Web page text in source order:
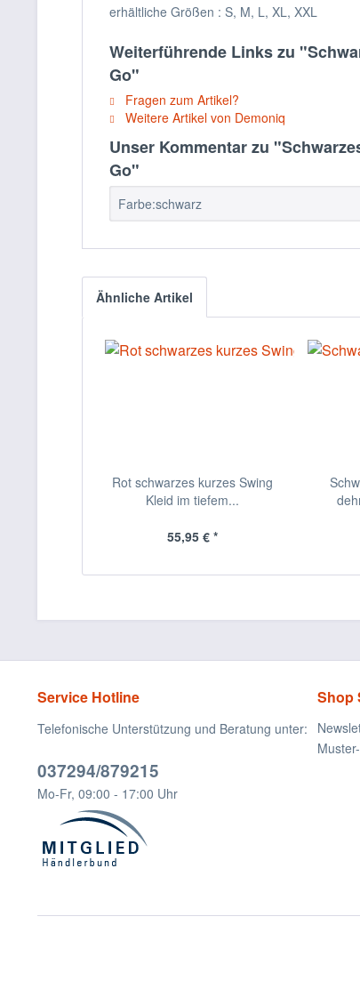
erhältliche Größen : S, M, L, XL, XXL
Weiterführende Links zu
Go"
Fragen zum Artikel?
Weitere Artikel von Demoniq
Unser Kommentar zu
Go"
Farbe:schwarz
Ähnliche Artikel
Rot schwarzes kurzes Swing
Kleid im tiefem...
55,95 € *
Service Hotline
Telefonische Unterstützung und Beratung unter:
037294/879215
Mo-Fr, 09:00 - 17:00 Uhr
Shop